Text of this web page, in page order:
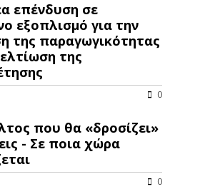
επένδυση σε
εξοπλισμό για την
της παραγωγικότητας
της
0
που θα «δροσίζει»
- Σε ποια χώρα
0